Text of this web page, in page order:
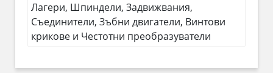
Лагери, Шпиндели, Задвижвания,
Съединители, Зъбни двигатели, Винтови
крикове и Честотни преобразуватели